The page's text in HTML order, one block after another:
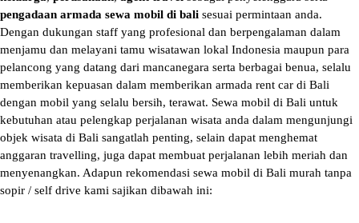
pengadaan armada sewa mobil di bali sesuai permintaan anda.
Dengan dukungan staff yang profesional dan berpengalaman dalam
menjamu dan melayani tamu wisatawan lokal Indonesia maupun para
pelancong yang datang dari mancanegara serta berbagai benua, selalu
memberikan kepuasan dalam memberikan armada rent car di Bali
dengan mobil yang selalu bersih, terawat. Sewa mobil di Bali untuk
kebutuhan atau pelengkap perjalanan wisata anda dalam mengunjungi
objek wisata di Bali sangatlah penting, selain dapat menghemat
anggaran travelling, juga dapat membuat perjalanan lebih meriah dan
menyenangkan. Adapun rekomendasi sewa mobil di Bali murah tanpa
sopir / self drive kami sajikan dibawah ini: